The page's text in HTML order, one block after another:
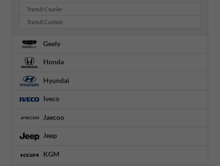
Transit Courier
Transit Custom
Geely
Honda
Hyundai
Iveco
Jaecoo
Jeep
KGM